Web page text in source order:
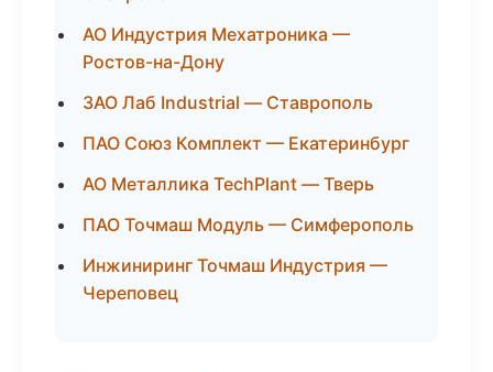
АО Индустрия Мехатроника —
Ростов-на-Дону
ЗАО Лаб Industrial — Ставрополь
ПАО Союз Комплект — Екатеринбург
АО Металлика TechPlant — Тверь
ПАО Точмаш Модуль — Симферополь
Инжиниринг Точмаш Индустрия —
Череповец